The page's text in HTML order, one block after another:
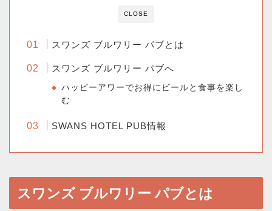
CLOSE
スワンズ ブルワリー パブとは
スワンズ ブルワリー パブへ
ハッピーアワーでお得にビールと食事を楽し
む
SWANS HOTEL PUB情報
スワンズ ブルワリー パブとは